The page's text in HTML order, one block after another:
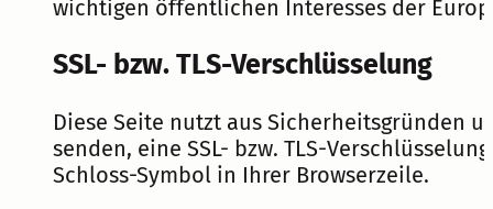
wichtigen öffentlichen Interesses der
SSL- bzw. TLS-Verschlüsselung
Diese Seite nutzt aus Sicherheitsgründen
senden, eine SSL- bzw. TLS-
Schloss-Symbol in Ihrer Browserzeile.